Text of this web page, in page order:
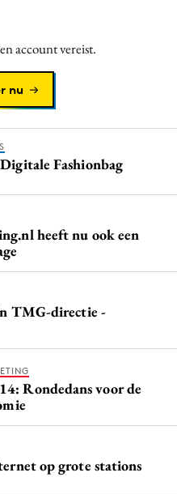
account vereist.
nu
Fashionbag
heeft nu ook een
TMG-directie -
Rondedans voor de
op grote stations